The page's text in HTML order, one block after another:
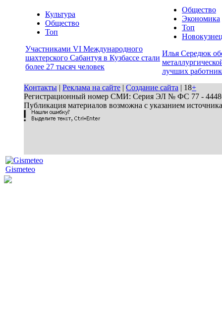
Культура
Общество
Топ
Участниками VI Международного
шахтерского Сабантуя в Кузбассе стали
более 27 тысяч человек
Общество
Экономика
Топ
Илья Середюк
лучших
Контакты | Реклама на сайте | Создание сайта | 18+
Регистрационный номер СМИ: Серия ЭЛ № ФС 77 - 44486
Публикация материалов возможна с указанием
Gismeteo